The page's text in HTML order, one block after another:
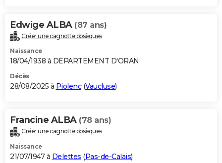
Edwige ALBA (87 ans)
Créer une cagnotte obsèques
Naissance
18/04/1938 à DEPARTEMENT D'ORAN
Décès
28/08/2025 à Piolenc(Vaucluse)
Francine ALBA (78 ans)
Créer une cagnotte obsèques
Naissance
21/07/1947 à Delettes (Pas-de-Calais)